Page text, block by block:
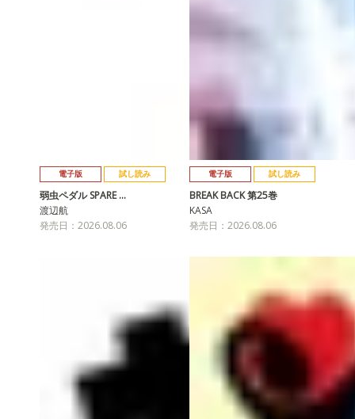
電子版 試し読み
弱虫ペダル SPARE …
渡辺航
発売日：2026.08.06
電子版 試し読み
BREAK BACK 第25巻
KASA
発売日：2026.08.06